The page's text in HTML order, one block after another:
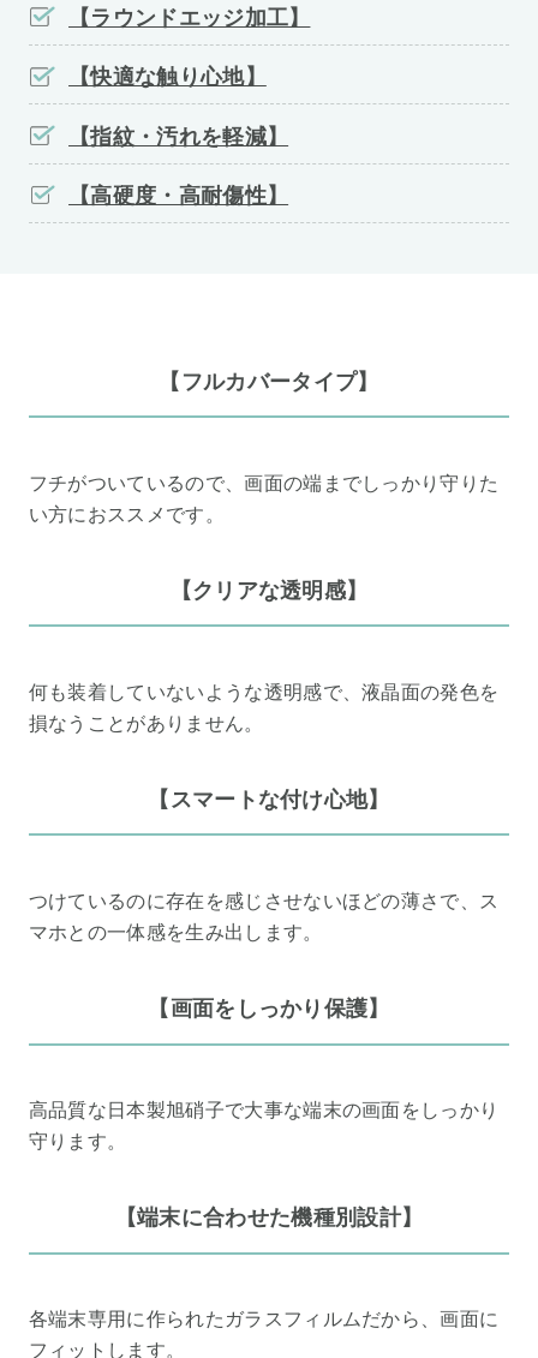
【ラウンドエッジ加工】
【快適な触り心地】
【指紋・汚れを軽減】
【高硬度・高耐傷性】
【フルカバータイプ】
フチがついているので、画面の端までしっかり守りた
い方におススメです。
【クリアな透明感】
何も装着していないような透明感で、液晶面の発色を
損なうことがありません。
【スマートな付け心地】
つけているのに存在を感じさせないほどの薄さで、ス
マホとの一体感を生み出します。
【画面をしっかり保護】
高品質な日本製旭硝子で大事な端末の画面をしっかり
守ります。
【端末に合わせた機種別設計】
各端末専用に作られたガラスフィルムだから、画面に
フィットします。